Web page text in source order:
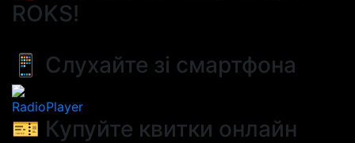
ROKS!
📱 Слухайте зі смартфона
RadioPlayer
🎫 Купуйте квитки онлайн